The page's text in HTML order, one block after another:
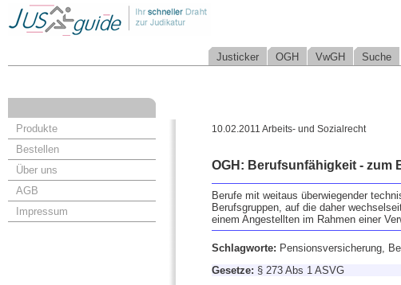
Justicker OGH VwGH Suche
Produkte
Bestellen
Über uns
AGB
Impressum
10.02.2011 Arbeits- und Sozialrecht
OGH: Berufsunfähigkeit - zum
Berufe mit weitaus überwiegender
Berufsgruppen, auf die daher
einem Angestellten im Rahmen einer
Schlagworte: Pensionsversicherung,
Gesetze: § 273 Abs 1 ASVG